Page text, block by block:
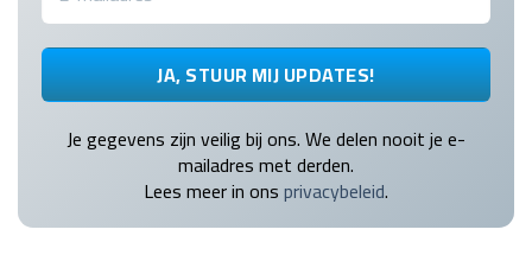
Je gegevens zijn veilig bij ons. We delen nooit je e-
mailadres met derden.
Lees meer in onsprivacybeleid.